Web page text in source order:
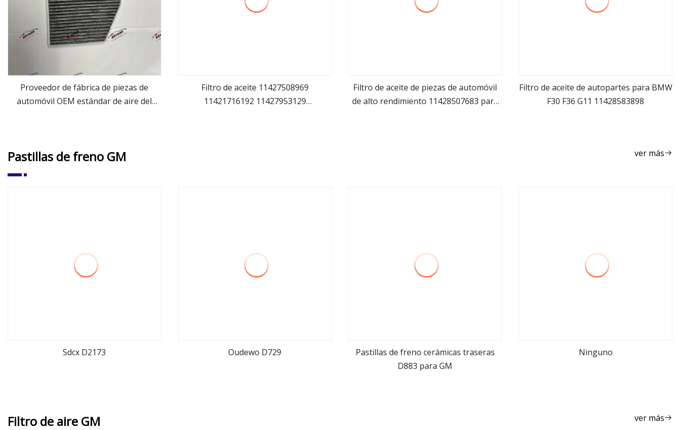
ver más
Proveedor de fábrica de piezas de
automóvil OEM estándar de aire del
ver más
Filtro de aceite 11427508969
11421716192 11427953129
ver más
Filtro de aceite de piezas de automóvil
de alto rendimiento 11428507683 para
ver más
Filtro de aceite de autopartes para BMW
F30 F36 G11 11428583898
Pastillas de freno GM ver más
Sdcx D2173
Oudewo D729
ver más
Pastillas de freno cerámicas traseras
D883 para GM
Ninguno
Filtro de aire GM ver más